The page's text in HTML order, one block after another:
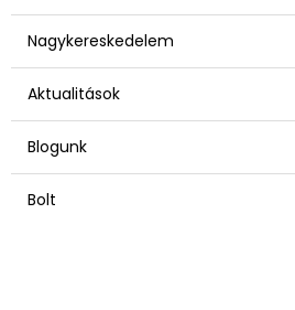
Nagykereskedelem
Aktualitások
Blogunk
Bolt